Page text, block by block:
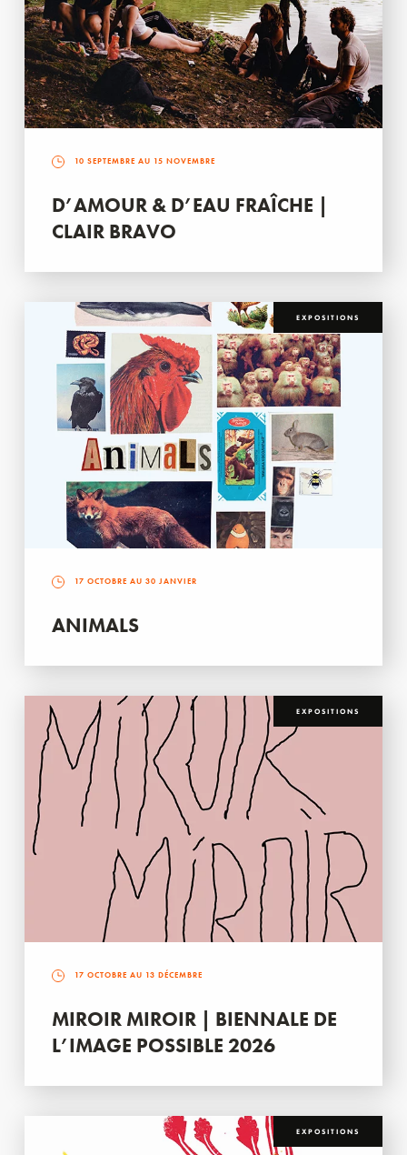
10 SEPTEMBRE AU 15 NOVEMBRE
D’AMOUR & D’EAU FRAÎCHE |
CLAIR BRAVO
EXPOSITIONS
17 OCTOBRE AU 30 JANVIER
ANIMALS
EXPOSITIONS
17 OCTOBRE AU 13 DÉCEMBRE
MIROIR MIROIR | BIENNALE DE
L’IMAGE POSSIBLE 2026
EXPOSITIONS